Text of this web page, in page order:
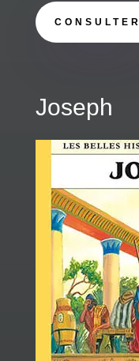
CONSULTER
Joseph